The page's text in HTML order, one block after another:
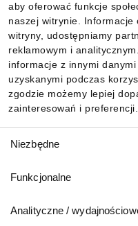
aby oferować funkcje
naszej witrynie.
witryny, udostępniamy
reklamowym i
informacje z innymi
uzyskanymi podczas
zgodzie możemy lepiej
zainteresowań i preferencji.
zgody
Niezbędne
Funkcjonalne
Analityczne /
Informacje
Pobierz